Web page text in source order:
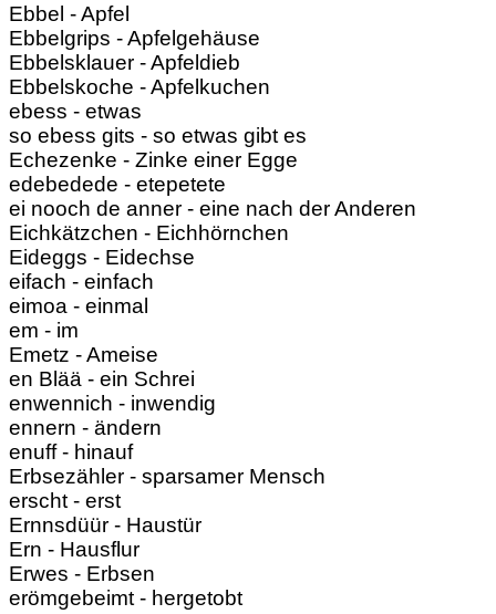
Ebbel - Apfel
Ebbelgrips - Apfelgehäuse
Ebbelsklauer - Apfeldieb
Ebbelskoche - Apfelkuchen
ebess - etwas
so ebess gits - so etwas gibt es
Echezenke - Zinke einer Egge
edebedede - etepetete
ei nooch de anner - eine nach der Anderen
Eichkätzchen - Eichhörnchen
Eideggs - Eidechse
eifach - einfach
eimoa - einmal
em - im
Emetz - Ameise
en Blää - ein Schrei
enwennich - inwendig
ennern - ändern
enuff - hinauf
Erbsezähler - sparsamer Mensch
erscht - erst
Ernnsdüür - Haustür
Ern - Hausflur
Erwes - Erbsen
erömgebeimt - hergetobt